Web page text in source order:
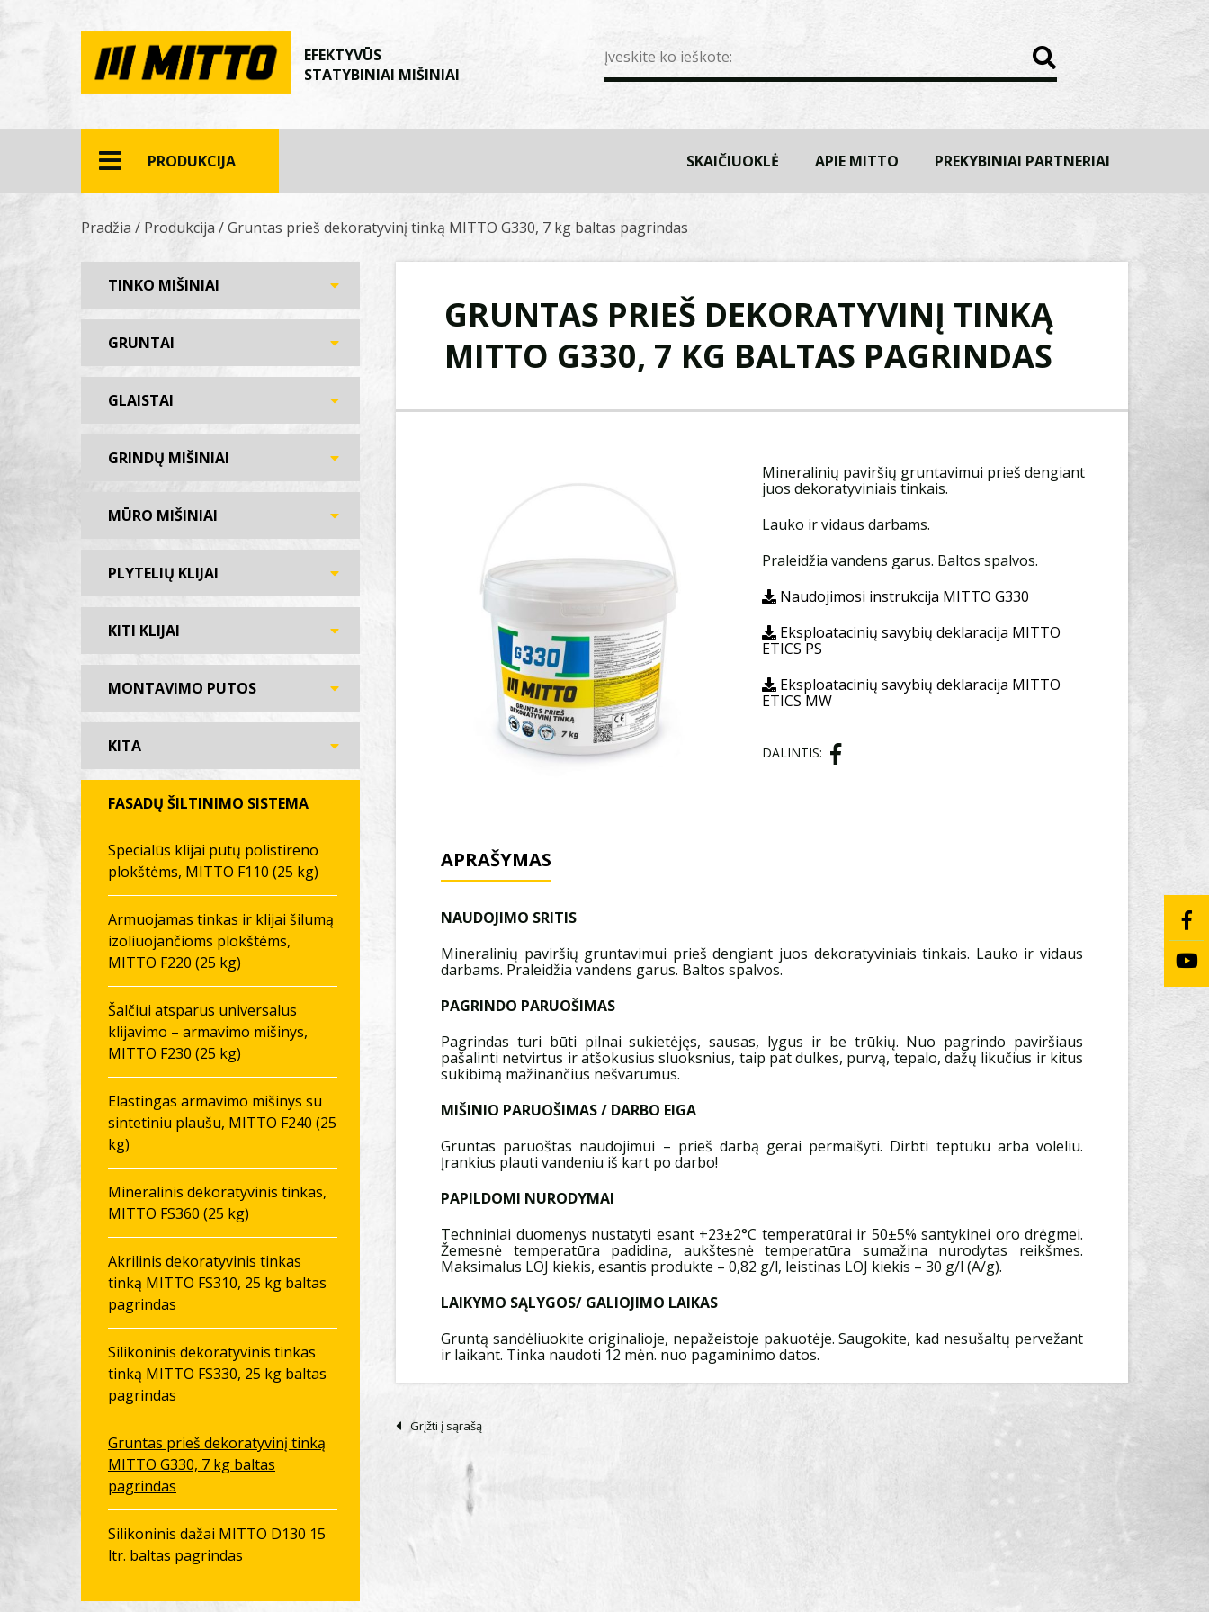
EFEKTYVŪS
STATYBINIAI MIŠINIAI
PRODUKCIJA SKAIČIUOKLĖ APIE MITTO PREKYBINIAI PARTNERIAI
Pradžia / Produkcija /Gruntas prieš dekoratyvinį tinką MITTO G330, 7 kg baltas pagrindas
TINKO MIŠINIAI
GRUNTAI
GLAISTAI
GRINDŲ MIŠINIAI
MŪRO MIŠINIAI
PLYTELIŲ KLIJAI
KITI KLIJAI
MONTAVIMO PUTOS
KITA
FASADŲ ŠILTINIMO SISTEMA
Specialūs klijai putų polistireno
plokštėms, MITTO F110 (25 kg)
Armuojamas tinkas ir klijai šilumą
izoliuojančioms plokštėms,
MITTO F220 (25 kg)
Šalčiui atsparus universalus
klijavimo – armavimo mišinys,
MITTO F230 (25 kg)
Elastingas armavimo mišinys su
sintetiniu plaušu, MITTO F240 (25
kg)
Mineralinis dekoratyvinis tinkas,
MITTO FS360 (25 kg)
Akrilinis dekoratyvinis tinkas
tinką MITTO FS310, 25 kg baltas
pagrindas
Silikoninis dekoratyvinis tinkas
tinką MITTO FS330, 25 kg baltas
pagrindas
Gruntas prieš dekoratyvinį tinką
MITTO G330, 7 kg baltas
pagrindas
Silikoninis dažai MITTO D130 15
ltr. baltas pagrindas
GRUNTAS PRIEŠ DEKORATYVINĮ TINKĄ
MITTO G330, 7 KG BALTAS PAGRINDAS
Mineralinių paviršių gruntavimui prieš dengiant
juos dekoratyviniais tinkais.
Lauko ir vidaus darbams.
Praleidžia vandens garus. Baltos spalvos.
Naudojimosi instrukcija MITTO G330
Eksploatacinių savybių deklaracija MITTO
ETICS PS
Eksploatacinių savybių deklaracija MITTO
ETICS MW
DALINTIS:
APRAŠYMAS
NAUDOJIMO SRITIS
Mineralinių paviršių gruntavimui prieš dengiant juos dekoratyviniais tinkais. Lauko ir vidaus
darbams. Praleidžia vandens garus. Baltos spalvos.
PAGRINDO PARUOŠIMAS
Pagrindas turi būti pilnai sukietėjęs, sausas, lygus ir be trūkių. Nuo pagrindo paviršiaus
pašalinti netvirtus ir atšokusius sluoksnius, taip pat dulkes, purvą, tepalo, dažų likučius ir kitus
sukibimą mažinančius nešvarumus.
MIŠINIO PARUOŠIMAS / DARBO EIGA
Gruntas paruoštas naudojimui – prieš darbą gerai permaišyti. Dirbti teptuku arba voleliu.
Įrankius plauti vandeniu iš kart po darbo!
PAPILDOMI NURODYMAI
Techniniai duomenys nustatyti esant +23±2°С temperatūrai ir 50±5% santykinei oro drėgmei.
Žemesnė temperatūra padidina, aukštesnė temperatūra sumažina nurodytas reikšmes.
Maksimalus LOJ kiekis, esantis produkte – 0,82 g/l, leistinas LOJ kiekis – 30 g/l (A/g).
LAIKYMO SĄLYGOS/ GALIOJIMO LAIKAS
Gruntą sandėliuokite originalioje, nepažeistoje pakuotėje. Saugokite, kad nesušaltų pervežant
ir laikant. Tinka naudoti 12 mėn. nuo pagaminimo datos.
Grįžti į sąrašą